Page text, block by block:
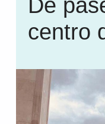
De
centro